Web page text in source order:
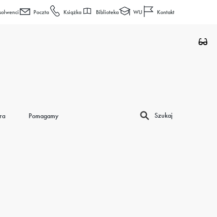
Poczta Książka Biblioteka WU Kontakt
Pomagamy Szukaj